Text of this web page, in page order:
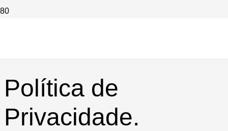
Política de
Privacidade.